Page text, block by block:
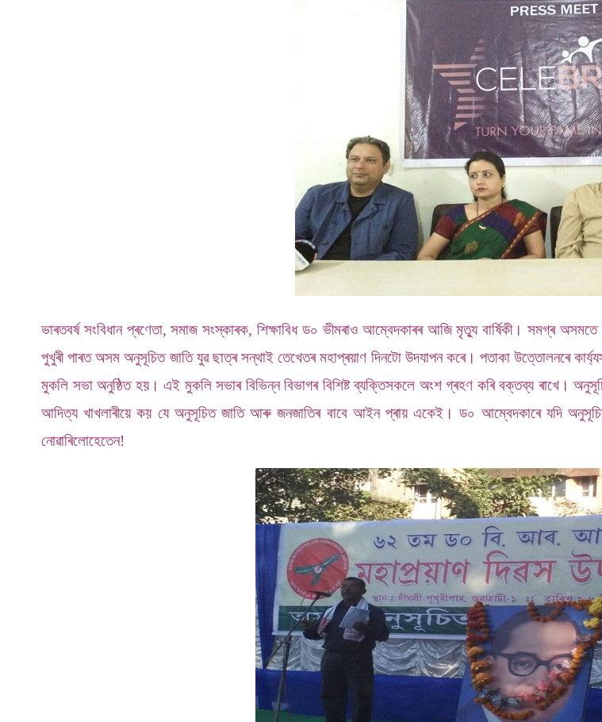
ভাৰতবৰ্ষ সংবিধান প্ৰণেতা, সমাজ সংস্কাৰক, শিক্ষাবিধ ড০ ভীমৰাও আম্বেদকাৰৰ আজি মৃত্যু বাৰ্ষিকী। সমগ্ৰ অসমতে
পুখুৰী পাৰত অসম অনুসূচিত জাতি যুৱ ছাত্ৰ সন্থাই তেখেতৰ মহাপ্ৰয়াণ দিনটো উদযাপন কৰে। পতাকা উত্তোলনৰে
মুকলি সভা অনুষ্ঠিত হয়। এই মুকলি সভাৰ বিভিন্ন বিভাগৰ বিশিষ্ট ব্যক্তিসকলে অংশ গ্ৰহণ কৰি বক্তব্য ৰাখে।
আদিত্য খাখলাৰীয়ে কয় যে অনুসূচিত জাতি আৰু জনজাতিৰ বাবে আইন প্ৰায় একেই। ড০ আম্বেদকাৰে যদি
নোৱাৰিলোহেতেন!